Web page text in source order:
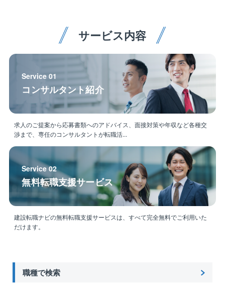
サービス内容
Service 01
コンサルタント紹介
求人のご提案から応募書類へのアドバイス、面接対策や年収など各種交
渉まで、専任のコンサルタントが転職活...
Service 02
無料転職支援サービス
建設転職ナビの無料転職支援サービスは、すべて完全無料でご利用いた
だけます。
職種で検索